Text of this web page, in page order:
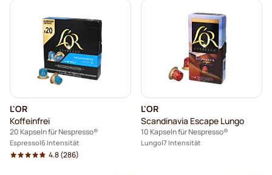
L'OR
Koffeinfrei
20 Kapseln für Nespresso®
Espresso 6 Intensität
4.8(286)
L'OR
Scandinavia Escape Lungo
10 Kapseln für Nespresso®
Lungo 7 Intensität